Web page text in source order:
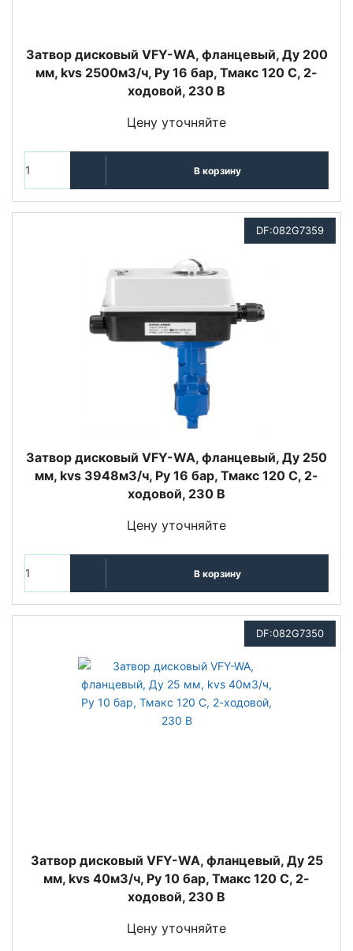
Затвор дисковый VFY-WA, фланцевый, Ду 200
мм, kvs 2500м3/ч, Py 16 бар, Тмакс 120 С, 2-
ходовой, 230 В
Цену уточняйте
В корзину
DF:082G7359
Затвор дисковый VFY-WA, фланцевый, Ду 250
мм, kvs 3948м3/ч, Py 16 бар, Тмакс 120 С, 2-
ходовой, 230 В
Цену уточняйте
В корзину
DF:082G7350
Затвор дисковый VFY-WA, фланцевый, Ду 25
мм, kvs 40м3/ч, Py 10 бар, Тмакс 120 С, 2-
ходовой, 230 В
Цену уточняйте